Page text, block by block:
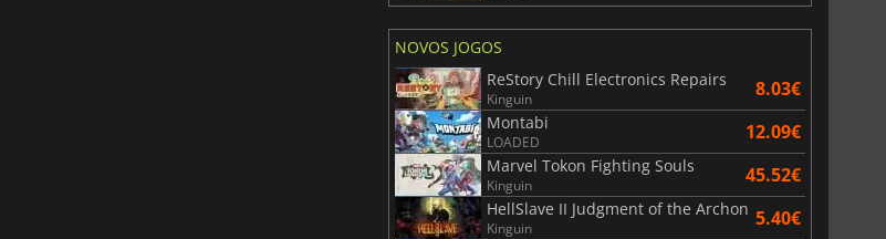
NOVOS JOGOS
ReStory Chill Electronics Repairs
Kinguin 8.03€
Montabi
LOADED 12.09€
Marvel Tokon Fighting Souls
Kinguin 45.52€
HellSlave II Judgment of the Archon
Kinguin 5.40€